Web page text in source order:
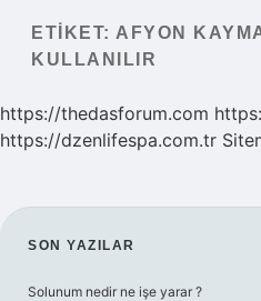
Yasal Uyarı
ETIKET: AFYON
KULLANILIR
https://thedasforum.com
https://dzenlifespa.com.tr
SIDEBAR
SON YAZILAR
Solunum nedir ne işe yarar ?